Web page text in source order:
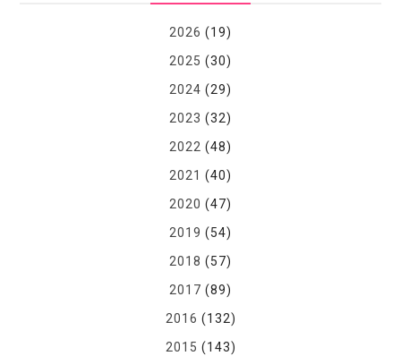
2026 (19)
2025 (30)
2024 (29)
2023 (32)
2022 (48)
2021 (40)
2020 (47)
2019 (54)
2018 (57)
2017 (89)
2016 (132)
2015 (143)